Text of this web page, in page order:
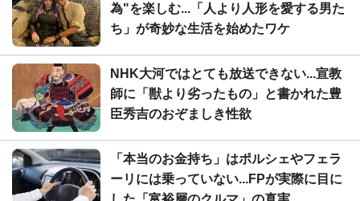
為"を楽しむ...「人より人形を愛する男た
ち」が奇妙な生活を始めたワケ
NHK大河ではとても放送できない...宣教
師に「獣より劣ったもの」と書かれた豊
臣秀吉のおぞましき性欲
「本当のお金持ち」はポルシェやフェラ
ーリには乗っていない...FPが実際に目に